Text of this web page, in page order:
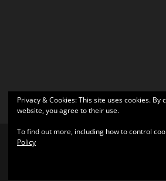
|
Privacy & Cookies: This site uses cookies. By
website, you agree to their use.
To find out more, including how to control
Policy